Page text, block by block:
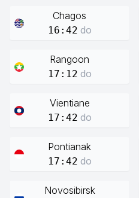
Chagos
16:42 do
Rangoon
17:12 do
Vientiane
17:42 do
Pontianak
17:42 do
Novosibirsk